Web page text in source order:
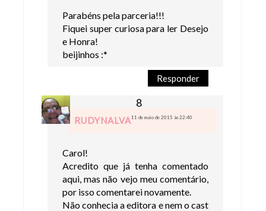
Parabéns pela parceria!!!
Fiquei super curiosa para ler Desejo
e Honra!
beijinhos :*
Responder
RUDYNALVA11 de maio de 2015 às 22:40
Carol!
Acredito que já tenha comentado
aqui, mas não vejo meu comentário,
por isso comentarei novamente.
Não conhecia a editora e nem o cast